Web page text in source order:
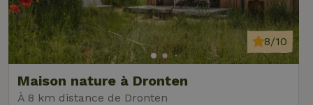
Maison nature à Dronten
À 8 km distance de Dronten
8/10